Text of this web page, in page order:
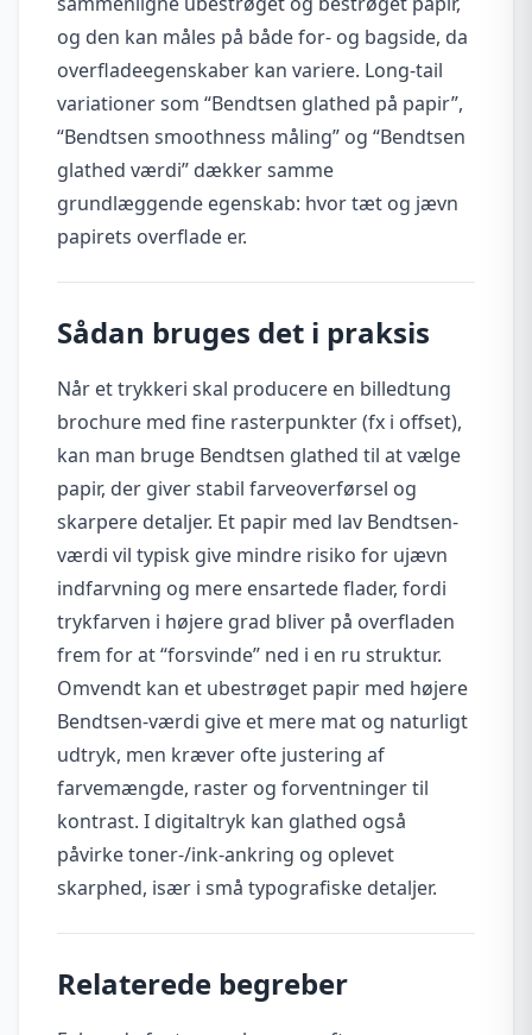
og den kan måles på både for- og bagside, da
overfladeegenskaber kan variere. Long-tail
variationer som “Bendtsen glathed på papir”,
“Bendtsen smoothness måling” og “Bendtsen
glathed værdi” dækker samme
grundlæggende egenskab: hvor tæt og jævn
papirets overflade er.
Sådan bruges det i praksis
Når et trykkeri skal producere en billedtung
brochure med fine rasterpunkter (fx i offset),
kan man bruge Bendtsen glathed til at vælge
papir, der giver stabil farveoverførsel og
skarpere detaljer. Et papir med lav Bendtsen-
værdi vil typisk give mindre risiko for ujævn
indfarvning og mere ensartede flader, fordi
trykfarven i højere grad bliver på overfladen
frem for at “forsvinde” ned i en ru struktur.
Omvendt kan et ubestrøget papir med højere
Bendtsen-værdi give et mere mat og naturligt
udtryk, men kræver ofte justering af
farvemængde, raster og forventninger til
kontrast. I digitaltryk kan glathed også
påvirke toner-/ink-ankring og oplevet
skarphed, især i små typografiske detaljer.
Relaterede begreber